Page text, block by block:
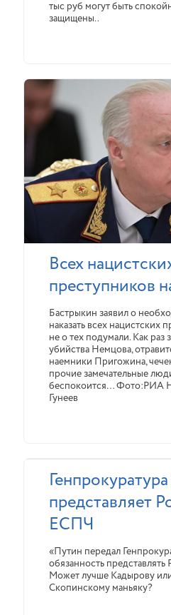
тыс руб могут быть
защищены..
Всех
преступников
Бастрыкин заявил о
наказать всех нацистских
не о тех подумали. Как раз
убийства Немцова,
наемники Пригожина,
прочие замечательные
беспокоится… Фото:РИА
Гунеев
представляет
ЕСПЧ
«Путин передал
обязанность
Может лучше Кадырову
Скопинскому маньяку?